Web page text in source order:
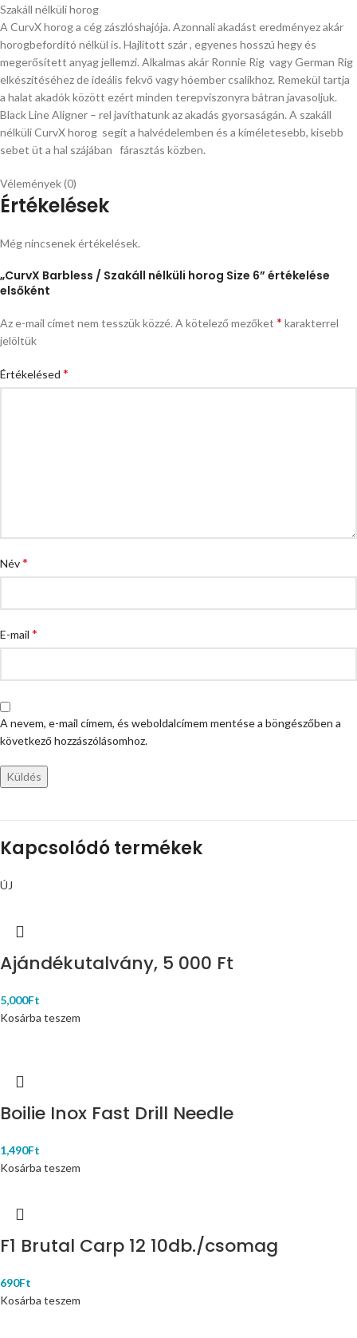
Szakáll nélküli horog
A CurvX horog a cég zászlóshajója. Azonnali akadást eredményez akár
horogbefordító nélkül is. Hajlított szár , egyenes hosszú hegy és
megerősített anyag jellemzi. Alkalmas akár Ronnie Rig vagy German Rig
elkészítéséhez de ideális fekvő vagy hóember csalikhoz. Remekül tartja
a halat akadók között ezért minden terepviszonyra bátran javasoljuk.
Black Line Aligner – rel javíthatunk az akadás gyorsaságán. A szakáll
nélküli CurvX horog segít a halvédelemben és a kíméletesebb, kisebb
sebet üt a hal szájában fárasztás közben.
Vélemények (0)
Értékelések
Még nincsenek értékelések.
„CurvX Barbless / Szakáll nélküli horog Size 6” értékelése
elsőként
Az e-mail címet nem tesszük közzé. A kötelező mezőket * karakterrel
jelöltük
Értékelésed *
Név*
E-mail *
A nevem, e-mail címem, és weboldalcímem mentése a böngészőben a
következő hozzászólásomhoz.
Kapcsolódó termékek
ÚJ
Ajándékutalvány, 5 000 Ft
5,000Ft
Kosárba teszem
Boilie Inox Fast Drill Needle
1,490Ft
Kosárba teszem
F1 Brutal Carp 12 10db./csomag
690Ft
Kosárba teszem